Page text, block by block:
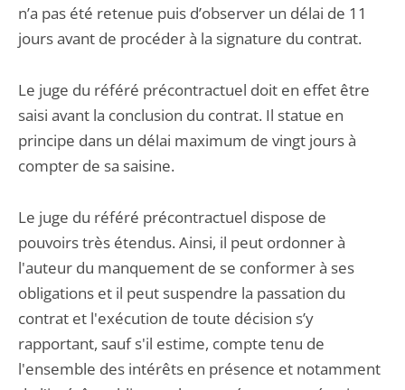
n’a pas été retenue puis d’observer un délai de 11
jours avant de procéder à la signature du contrat.
Le juge du référé précontractuel doit en effet être
saisi avant la conclusion du contrat. Il statue en
principe dans un délai maximum de vingt jours à
compter de sa saisine.
Le juge du référé précontractuel dispose de
pouvoirs très étendus. Ainsi, il peut ordonner à
l'auteur du manquement de se conformer à ses
obligations et il peut suspendre la passation du
contrat et l'exécution de toute décision s’y
rapportant, sauf s'il estime, compte tenu de
l'ensemble des intérêts en présence et notamment